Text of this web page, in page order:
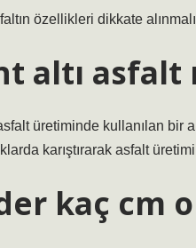
özellikleri dikkate
altı asfalt
üretiminde kullanılan bir
karıştırarak asfalt
kaç cm